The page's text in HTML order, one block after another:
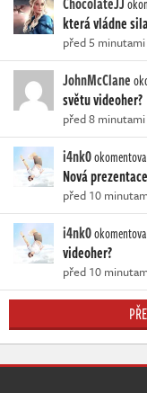
která vládne
před 5 minutami
JohnMcClane
světu videoher?
před 8 minutami
i4nk0
Nová
před 10
i4nk0
videoher?
před 10